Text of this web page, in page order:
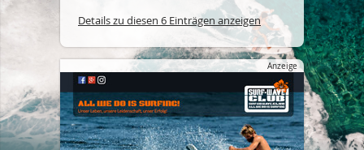
Details zu diesen 6 Einträgen anzeigen
Anzeige